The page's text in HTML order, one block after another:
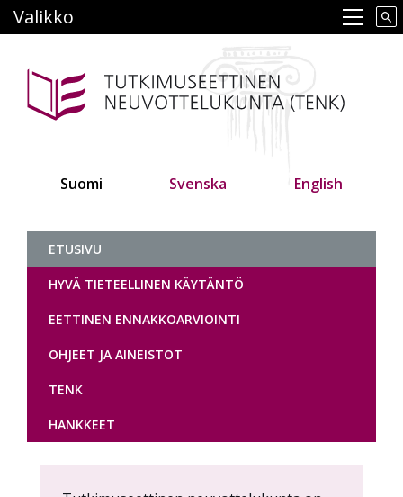
pääsisältöön
Main navigation
Valikko
Suomi Svenska English
Tutkimuseettinen
ETUSIVU
HYVÄ TIETEELLINEN KÄYTÄNTÖ
EETTINEN ENNAKKOARVIOINTI
OHJEET JA AINEISTOT
TENK
HANKKEET